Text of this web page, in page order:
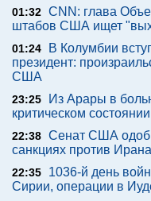
01:32 CNN: глава
штабов США ищет
01:24
В Колумбии
президент:
США
23:25
Из Арары в
критическом
22:38 Сенат США
санкциях против
22:35
1036-й день
Сирии, операции в